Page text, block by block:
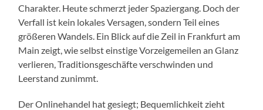
Charakter. Heute schmerzt jeder Spaziergang. Doch der
Verfall ist kein lokales Versagen, sondern Teil eines
größeren Wandels. Ein Blick auf die Zeil in Frankfurt am
Main zeigt, wie selbst einstige Vorzeigemeilen an Glanz
verlieren, Traditionsgeschäfte verschwinden und
Leerstand zunimmt.
Der Onlinehandel hat gesiegt; Bequemlichkeit zieht